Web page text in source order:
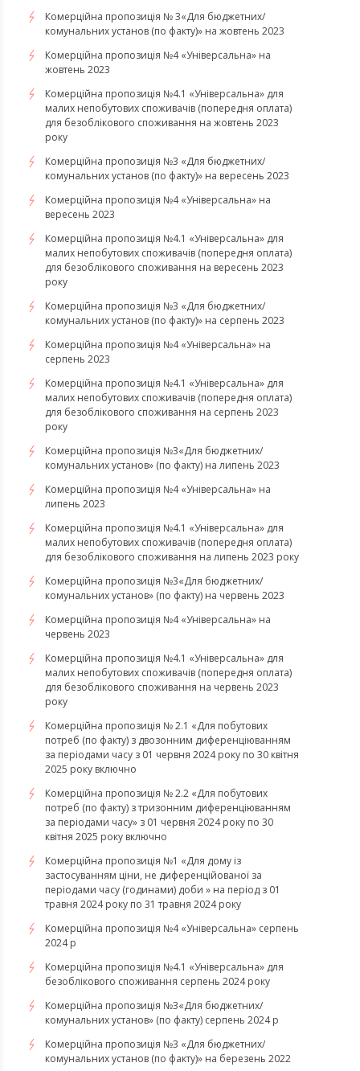
Комерційна пропозиція № 3«Для бюджетних/
комунальних установ (по факту)» на жовтень 2023
Комерційна пропозиція №4 «Універсальна» на
жовтень 2023
Комерційна пропозиція №4.1 «Універсальна» для
малих непобутових споживачів (попередня оплата)
для безоблікового споживання на жовтень 2023
року
Комерційна пропозиція №3 «Для бюджетних/
комунальних установ (по факту)» на вересень 2023
Комерційна пропозиція №4 «Універсальна» на
вересень 2023
Комерційна пропозиція №4.1 «Універсальна» для
малих непобутових споживачів (попередня оплата)
для безоблікового споживання на вересень 2023
року
Комерційна пропозиція №3 «Для бюджетних/
комунальних установ (по факту)» на серпень 2023
Комерційна пропозиція №4 «Універсальна» на
серпень 2023
Комерційна пропозиція №4.1 «Універсальна» для
малих непобутових споживачів (попередня оплата)
для безоблікового споживання на серпень 2023
року
​​​​​​​Комерційна пропозиція №3«Для бюджетних/
комунальних установ» (по факту) на липень 2023
Комерційна пропозиція №4 «Універсальна» на
липень 2023
Комерційна пропозиція №4.1 «Універсальна» для
малих непобутових споживачів (попередня оплата)
для безоблікового споживання на липень 2023 року
Комерційна пропозиція №3«Для бюджетних/
комунальних установ» (по факту) на червень 2023
Комерційна пропозиція №4 «Універсальна» на
червень 2023
Комерційна пропозиція №4.1 «Універсальна» для
малих непобутових споживачів (попередня оплата)
для безоблікового споживання на червень 2023
року
Комерційна пропозиція № 2.1 «Для побутових
потреб (по факту) з двозонним диференціюванням
за періодами часу з 01 червня 2024 року по 30 квітня
2025 року включно
Комерційна пропозиція № 2.2 «Для побутових
потреб (по факту) з тризонним диференціюванням
за періодами часу» з 01 червня 2024 року по 30
квітня 2025 року включно
Комерційна пропозиція №1 «Для дому із
застосуванням ціни, не диференційованої за
періодами часу (годинами) доби » на період з 01
травня 2024 року по 31 травня 2024 року
Комерційна пропозиція №4 «Універсальна» серпень
2024 р
Комерційна пропозиція №4.1 «Універсальна» для
безоблікового споживання серпень 2024 року
Комерційна пропозиція №3«Для бюджетних/
комунальних установ» (по факту) серпень 2024 р
Комерційна пропозиція №3 «Для бюджетних/
комунальних установ (по факту)» на березень 2022